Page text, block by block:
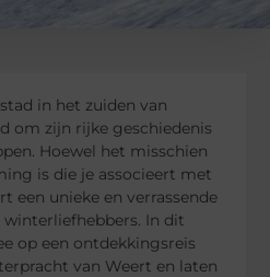
in het zuiden van
om zijn rijke geschiedenis
Hoewel het misschien
is die je associeert met
een unieke en verrassende
In dit
op een ontdekkingsreis
van Weert en laten